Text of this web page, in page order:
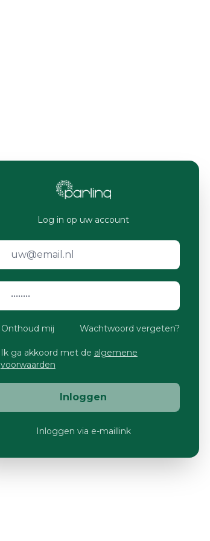
Log in op uw account
Onthoud mij Wachtwoord vergeten?
Ik ga akkoord met de algemene
voorwaarden
Inloggen
Inloggen via e-maillink